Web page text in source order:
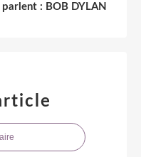
: BOB DYLAN